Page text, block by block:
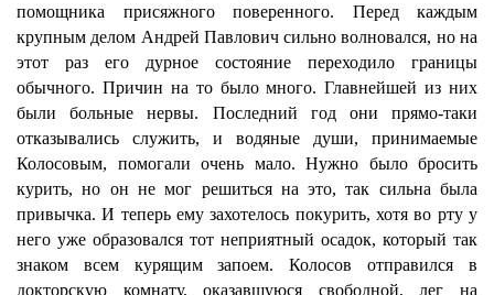
помощника присяжного поверенного. Перед каждым
крупным делом Андрей Павлович сильно волновался, но на
этот раз его дурное состояние переходило границы
обычного. Причин на то было много. Главнейшей из них
были больные нервы. Последний год они прямо-таки
отказывались служить, и водяные души, принимаемые
Колосовым, помогали очень мало. Нужно было бросить
курить, но он не мог решиться на это, так сильна была
привычка. И теперь ему захотелось покурить, хотя во рту у
него уже образовался тот неприятный осадок, который так
знаком всем курящим запоем. Колосов отправился в
докторскую комнату, оказавшуюся свободной, лег на